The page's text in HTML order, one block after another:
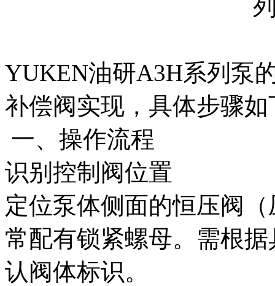
YUKEN油研A3H系列泵
补偿阀实现，具体步骤如
一、操作流程
识别控制阀位置‌
定位泵体侧面的恒压阀
常配有锁紧螺母。需根
认阀体标识。